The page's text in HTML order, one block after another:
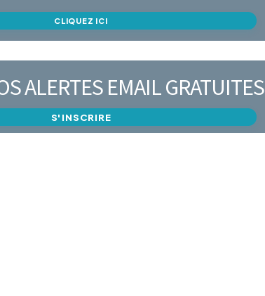
CLIQUEZ ICI
ALERTES EMAIL GRATUITES
S'INSCRIRE